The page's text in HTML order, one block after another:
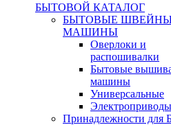
БЫТОВОЙ КАТАЛОГ
БЫТОВЫЕ
МАШИНЫ
Оверлоки и
распошивалки
Бытовые
машины
Универсальные
Электроприводы
Принадлежности